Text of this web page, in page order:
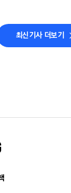
최신기사 더보기